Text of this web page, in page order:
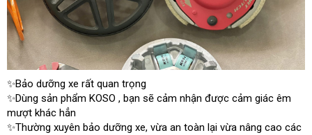
✨Bảo dưỡng xe rất quan trọng
✨Dùng sản phẩm KOSO , bạn sẽ cảm nhận được cảm giác êm
mượt khác hẳn
✨Thường xuyên bảo dưỡng xe, vừa an toàn lại vừa nâng cao các